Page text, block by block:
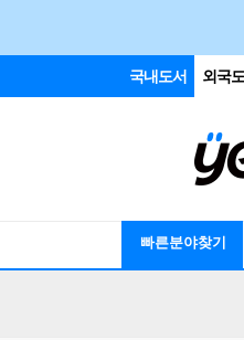
국내도서 외국
빠른분야찾기